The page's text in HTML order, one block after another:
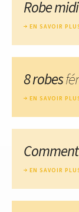
Robe midi
EN SAVOIR
8 robes
EN SAVOIR
EN SAVOIR